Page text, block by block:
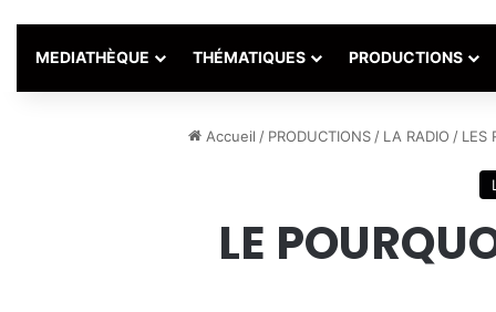
MEDIATHÈQUE THÉMATIQUES PRODUCTIONS
Accueil / PRODUCTIONS / LA RADIO / LES
LE